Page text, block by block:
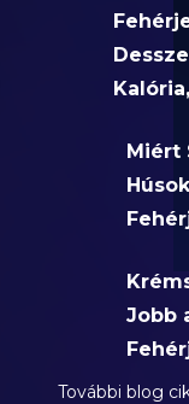
Miért
Jobb
További blog